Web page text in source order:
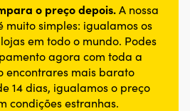
o preço depois.A nossa
simples: igualamos os
em todo o mundo. Podes
agora com toda a
encontrares mais barato
14 dias, igualamos o preço
condições estranhas.